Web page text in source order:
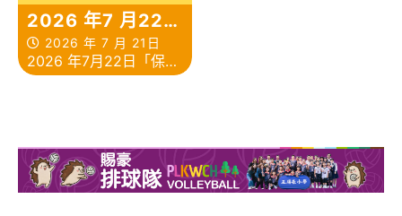
2026 年7 月22
日「保良局親子賣
旗日」活動
2026 年 7 月 21日
2026 年7月22日「保良